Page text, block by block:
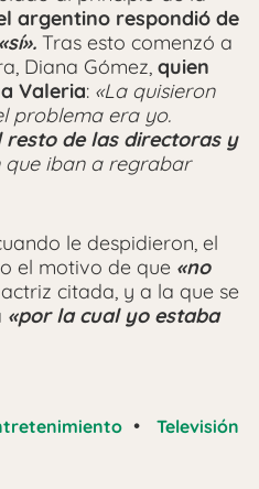
argentino respondió de
«sí». Tras esto comenzó a
Diana Gómez, quien
Valeria: «La quisieron
problema era yo.
resto de las directoras y
que iban a regrabar
le despidieron, el
el motivo de que «no
citada, y a la que se
«por la cual yo estaba
• Televisión